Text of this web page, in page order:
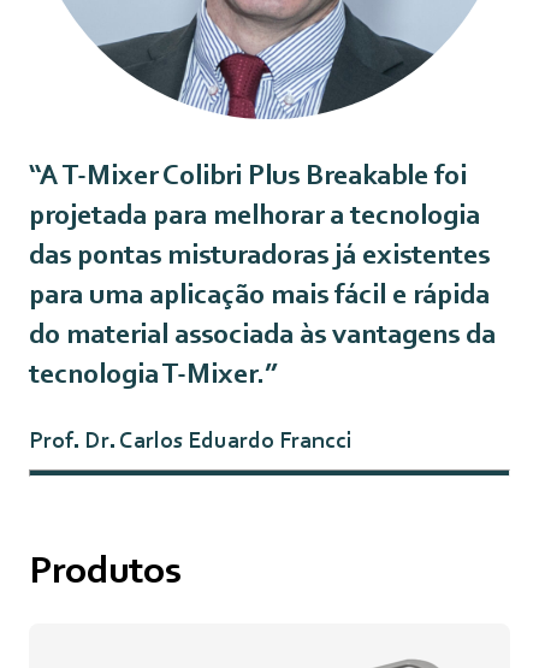
“A T-Mixer Colibri Plus Breakable foi
projetada para melhorar a tecnologia
das pontas misturadoras já existentes
para uma aplicação mais fácil e rápida
do material associada às vantagens da
tecnologia T-Mixer.”
Prof. Dr. Carlos Eduardo Francci
Produtos